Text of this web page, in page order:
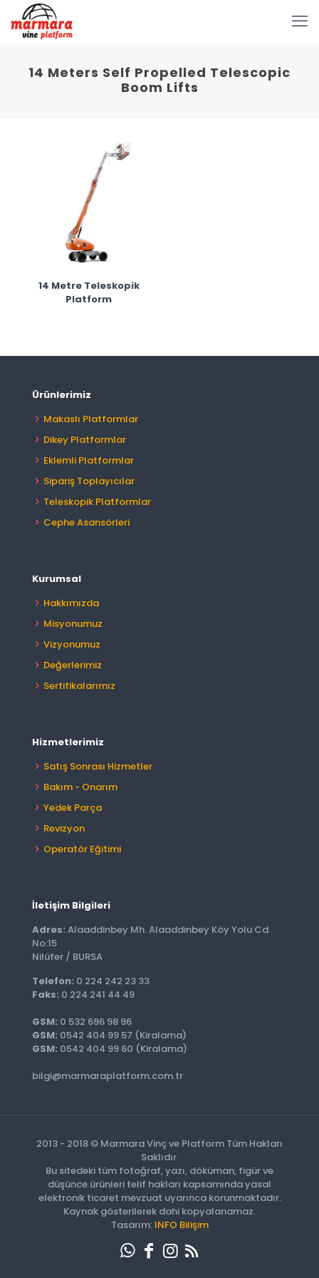
14 Meters Self Propelled Telescopic
Boom Lifts
14 Metre Teleskopik
Platform
Ürünlerimiz
Makaslı Platformlar
Dikey Platformlar
Eklemli Platformlar
Sipariş Toplayıcılar
Teleskopik Platformlar
Cephe Asansörleri
Kurumsal
Hakkımızda
Misyonumuz
Vizyonumuz
Değerlerimiz
Sertifikalarımız
Hizmetlerimiz
Satış Sonrası Hizmetler
Bakım - Onarım
Yedek Parça
Revizyon
Operatör Eğitimi
İletişim Bilgileri
Adres: Alaaddinbey Mh. Alaaddinbey Köy Yolu Cd.
No:15
Nilüfer / BURSA
Telefon: 0 224 242 23 33
Faks: 0 224 241 44 49
GSM: 0 532 696 98 96
GSM: 0542 404 99 57 (Kiralama)
GSM: 0542 404 99 60 (Kiralama)
bilgi@marmaraplatform.com.tr
2013 - 2018 © Marmara Vinç ve Platform Tüm Hakları
Saklıdır.
Bu sitedeki tüm fotoğraf, yazı, döküman, figür ve
düşünce ürünleri telif hakları kapsamında yasal
elektronik ticaret mevzuat uyarınca korunmaktadır.
Kaynak gösterilerek dahi kopyalanamaz.
Tasarım: INFO Bilişim